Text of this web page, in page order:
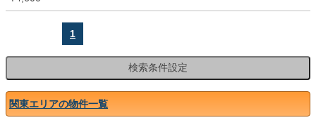
1
関東エリアの物件一覧